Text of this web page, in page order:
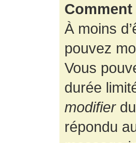
À moins
pouvez
Vous
durée
modifierdu
répondu